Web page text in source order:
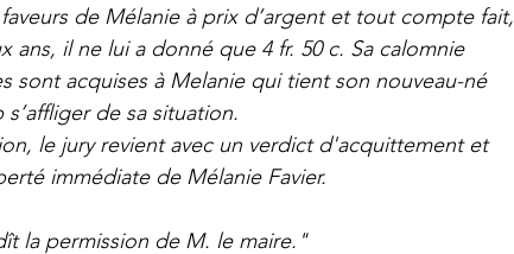
de Mélanie à prix d’argent et tout compte fait,
ans, il ne lui a donné que 4 fr. 50 c. Sa calomnie
sont acquises à Melanie qui tient son nouveau-né
de sa situation.
le jury revient avec un verdict d'acquittement et
immédiate de Mélanie Favier.
la permission de M. le maire."